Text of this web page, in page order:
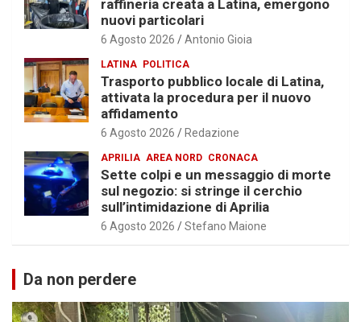
raffineria creata a Latina, emergono
nuovi particolari
6 Agosto 2026 Antonio Gioia
LATINA POLITICA
Trasporto pubblico locale di Latina,
attivata la procedura per il nuovo
affidamento
6 Agosto 2026 Redazione
APRILIA AREA NORD CRONACA
Sette colpi e un messaggio di morte
sul negozio: si stringe il cerchio
sull’intimidazione di Aprilia
6 Agosto 2026 Stefano Maione
Da non perdere